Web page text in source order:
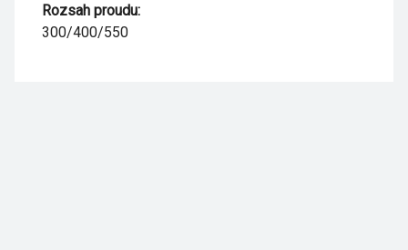
Rozsah proudu:
300/400/550